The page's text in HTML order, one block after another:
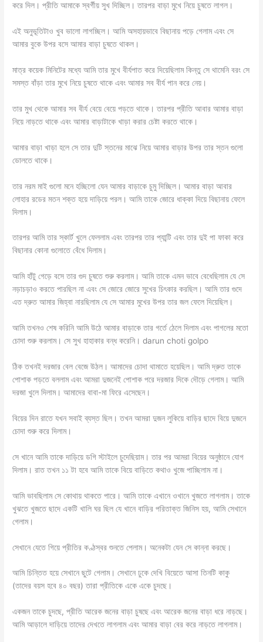
করে দিল। প্রীতি আমাকে স্বর্গীয় সুখ দিচ্ছিল। তারপর বাড়া মুখে নিয়ে চুষতে লাগল।
এই অনুভূতিটাও খুব ভালো লাগচ্ছিল। আমি অসহায়ভাবে বিছানায় পড়ে গেলাম এবং সে
আমার বুকে উপর বসে আমার বাড়া চুষতে থাকল।
মাত্র কয়েক মিনিটের মধ্যে আমি তার মুখে বীর্যপাত করে দিয়েছিলাম কিন্তু সে থামেনি বরং সে
সমস্ত বাঁড়া তার মুখে নিয়ে চুষতে থাকে এবং আমার সব বীর্য পান করে নেয়।
তার মুখ থেকে আমার সব বীর্য বেয়ে বেয়ে পড়তে থাকে। তারপর প্রীতি আবার আমার বাড়া
নিয়ে নাড়তে থাকে এবং আমার বাড়াটাকে খাড়া করার চেষ্টা করতে থাকে।
আমার বাড়া খাড়া হলে সে তার দুটি স্তনের মাঝে নিয়ে আমার বাড়ার উপর তার স্তন গুলো
ডোলতে থাকে।
তার নরম মাই গুলো মনে হচ্ছিলো যেন আমার বাড়াকে চুমু দিচ্ছিল। আমার বাড়া আবার
লোহার রডের মতন শক্ত হয়ে দাড়িয়ে পরল। আমি তাকে জোরে ধাক্কা দিয়ে বিছানায় ফেলে
দিলাম।
তারপর আমি তার স্কার্ট খুলে ফেললাম এবং তারপর তার প্যান্টি এবং তার দুই পা ফাকা করে
বিছানার কোনা গুলোতে বেঁধে দিলাম।
আমি হাঁটু গেড়ে বসে তার গুদ চুষতে শুরু করলাম। আমি তাকে এমন ভাবে বেধেছিলাম যে সে
নড়াচড়াও করতে পারছিল না এবং সে জোরে জোরে সুখের চিৎকার করছিল। আমি তার গুদে
এত দ্রুত আমার জিহ্বা নারছিলাম যে সে আমার মুখের উপর তার জল ফেলে দিয়েছিল।
আমি তখনও শেষ করিনি আমি উঠে আমার বাড়াকে তার গর্তে ঠেলে দিলাম এবং পাগলের মতো
চোদা শুরু করলাম। সে সুখ হাহাকার বন্ধ করেনি। darun choti golpo
ঠিক তখনই দরজার বেল বেজে উঠল। আমাদের চোদা থামাতে হয়েছিল। আমি দ্রুত তাকে
পোশাক পড়তে বললাম এবং আমরা দুজনেই পোশাক পরে দরজার দিকে দৌড়ে গেলাম। আমি
দরজা খুলে দিলাম। আমাদের বাবা-মা ফিরে এসেছেন।
বিয়ের দিন রাতে যখন সবাই ব্যস্ত ছিল। তখন আমরা দুজন লুকিয়ে বাড়ির ছাদে বিয়ে দুজনে
চোদা শুরু করে দিলাম।
সে খানে আমি তাকে দাড়িয়ে ডগি স্টাইলে চুদেছিয়াম। তার পর আমরা বিয়ের অনুষ্ঠানে যোগ
দিলাম। রাত তখন ১১ টা হবে আমি তাকে বিয়ে বাড়িতে কথাও খুজে পাচ্ছিলাম না।
আমি ভাবছিলাম সে কোথায় থাকতে পারে। আমি তাকে এখানে ওখানে খুজতে লাগলাম। তাকে
খুঝতে খুজতে ছাদে একটি খালি ঘর ছিল যে খানে বাড়ির পরিতাক্ত জিনিস হয়, আমি সেখানে
গেলাম।
সেখানে যেতে গিয়ে প্রীতির কণ্ঠস্বর শুনতে পেলাম। অনেকটা যেন সে কান্না করছে।
আমি চিন্তিত হয়ে সেখানে ছুটে গেলাম। সেখানে ঢুকে দেখি বিয়েতে আসা তিনটি কাকু
(তাদের বয়স হবে ৪০ বছর) তারা প্রীতিকে একে একে চুদছে।
একজন তাকে চুদছে, প্রীতি আরেক জনের বাড়া চুষছে এবং আরেক জনের বাড়া ধরে নাড়ছে।
আমি আড়ালে দাড়িয়ে তাদের দেখতে লাগলাম এবং আমার বাড়া বের করে নাড়তে লাগলাম।